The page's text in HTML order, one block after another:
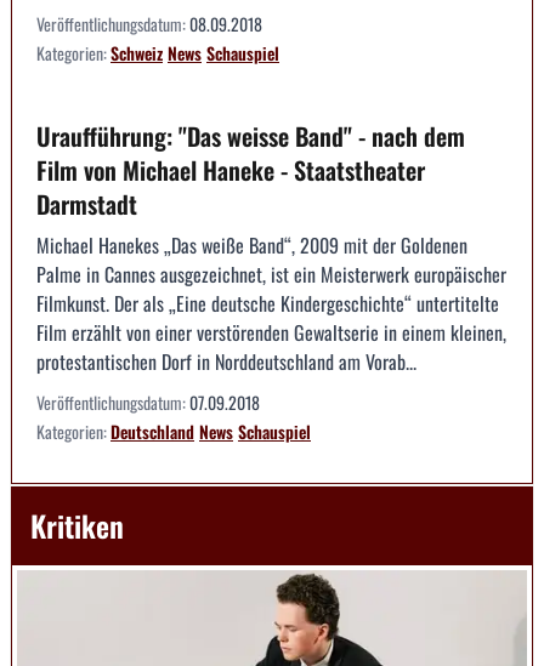
Veröffentlichungsdatum:08.09.2018
Kategorien:SchweizNewsSchauspiel
Uraufführung: "Das weisse Band" - nach dem
Film von Michael Haneke - Staatstheater
Darmstadt
Michael Hanekes „Das weiße Band“, 2009 mit der Goldenen
Palme in Cannes ausgezeichnet, ist ein Meisterwerk europäischer
Filmkunst. Der als „Eine deutsche Kindergeschichte“ untertitelte
Film erzählt von einer verstörenden Gewaltserie in einem kleinen,
protestantischen Dorf in Norddeutschland am Vorab...
Veröffentlichungsdatum:07.09.2018
Kategorien:DeutschlandNewsSchauspiel
Kritiken